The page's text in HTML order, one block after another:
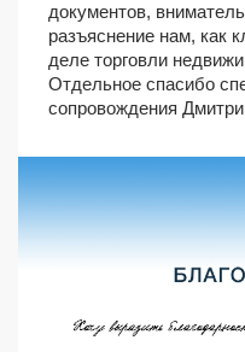
документов,
разъяснение нам, как
деле торговли
Отдельное спасибо
сопровождения